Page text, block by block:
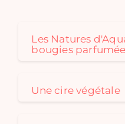
Les Natures
bougies
Une cire végétale